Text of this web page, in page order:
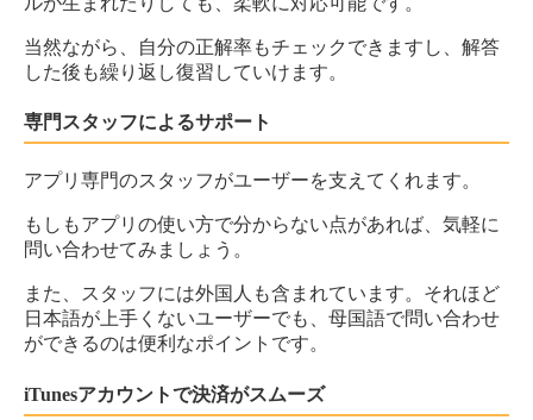
当然ながら、自分の正解率もチェックできますし、解答
した後も繰り返し復習していけます。
専門スタッフによるサポート
アプリ専門のスタッフがユーザーを支えてくれます。
もしもアプリの使い方で分からない点があれば、気軽に
問い合わせてみましょう。
また、スタッフには外国人も含まれています。それほど
日本語が上手くないユーザーでも、母国語で問い合わせ
ができるのは便利なポイントです。
iTunesアカウントで決済がスムーズ